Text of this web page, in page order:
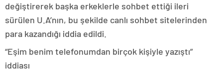
değiştirerek başka erkeklerle sohbet ettiği ileri
sürülen U.A’nın, bu şekilde canlı sohbet sitelerinden
para kazandığı iddia edildi.
“Eşim benim telefonumdan birçok kişiyle yazıştı”
iddiası